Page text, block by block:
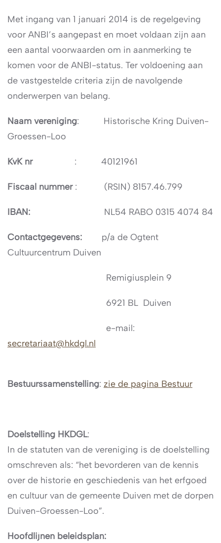
Met ingang van 1 januari 2014 is de regelgeving
voor ANBI’s aangepast en moet voldaan zijn aan
een aantal voorwaarden om in aanmerking te
komen voor de ANBI-status. Ter voldoening aan
de vastgestelde criteria zijn de navolgende
onderwerpen van belang.
Naam vereniging: Historische Kring Duiven-
Groessen-Loo
KvK nr : 40121961
Fiscaal nummer: (RSIN) 8157.46.799
IBAN: NL54 RABO 0315 4074 84
Contactgegevens: p/a de Ogtent
Cultuurcentrum Duiven
Remigiusplein 9
6921 BL Duiven
e-mail:
secretariaat@hkdgl.nl
Bestuurssamenstelling: zie de pagina Bestuur
Doelstelling HKDGL:
In de statuten van de vereniging is de doelstelling
omschreven als: “het bevorderen van de kennis
over de historie en geschiedenis van het erfgoed
en cultuur van de gemeente Duiven met de dorpen
Duiven-Groessen-Loo”.
Hoofdlijnen beleidsplan: